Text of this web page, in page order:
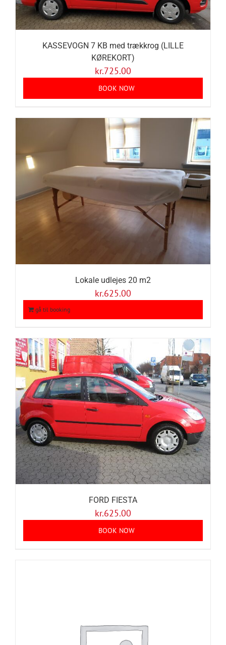
KASSEVOGN 7 KB med trækkrog (LILLE
KØREKORT)
kr.725.00
BOOK NOW
Lokale udlejes 20 m2
kr.625.00
gå til booking
FORD FIESTA
kr.625.00
BOOK NOW